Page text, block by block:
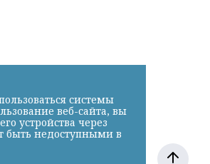
системы
веб-сайта, вы
устройства через
быть недоступными в